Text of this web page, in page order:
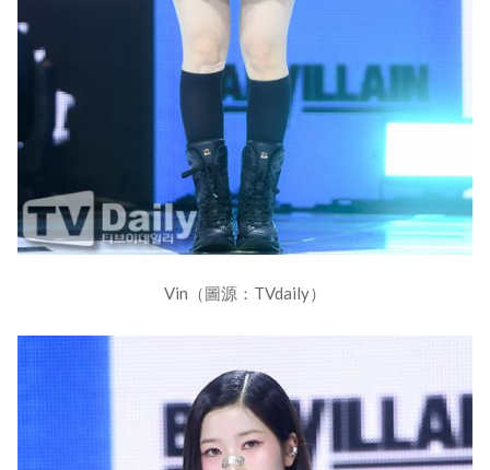
Vin（圖源：TVdaily）